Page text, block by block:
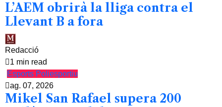
L’AEM obrirà la lliga contra el
Llevant B a fora
Redacció
1 min read
Esports Poliesportiu
ag. 07, 2026
Mikel San Rafael supera 200